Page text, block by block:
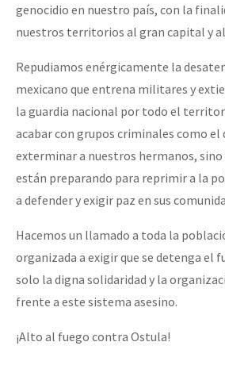
genocidio en nuestro país, con la
nuestros territorios al gran capital y
Repudiamos enérgicamente la
mexicano que entrena militares y
la guardia nacional por todo el
acabar con grupos criminales como el
exterminar a nuestros hermanos, sino
están preparando para reprimir a la
a defender y exigir paz en sus
Hacemos un llamado a toda la
organizada a exigir que se detenga el
solo la digna solidaridad y la
frente a este sistema asesino.
¡Alto al fuego contra Ostula!